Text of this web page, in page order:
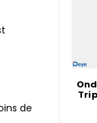
de